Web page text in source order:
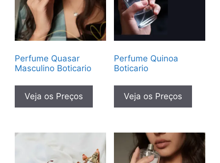
Perfume Quasar
Masculino Boticario
Veja os Preços
Perfume Quinoa
Boticario
Veja os Preços